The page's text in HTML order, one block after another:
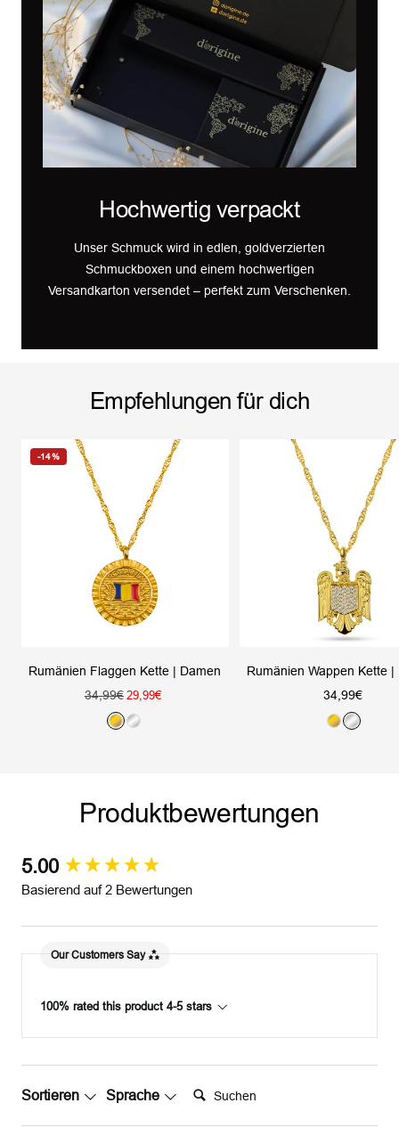
Hochwertig verpackt
Unser Schmuck wird in edlen, goldverzierten
Schmuckboxen und einem hochwertigen
Versandkarton versendet – perfekt zum Verschenken.
Empfehlungen für dich
-14%
Rumänien Flaggen Kette | Damen
Angebotspreis
29,99€
Regulärer
Preis
34,99€
G S
e
Rumänien Wappen Kette |
34,99€
G S
Produktbewertungen
5.00
Basierend auf 2 Bewertungen
Our Customers Say
100% rated this product 4-5 stars
Sortieren Sprache Suchen:
New content loaded